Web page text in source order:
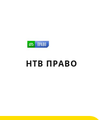
НТВ ПРАВО